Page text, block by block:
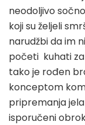
neodoljivo
koji su željeli
narudžbi da im
početi kuhati
tako je rođen
konceptom
pripremanja
isporučeni